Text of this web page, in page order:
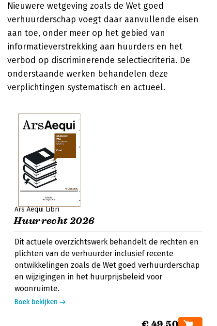
Nieuwere wetgeving zoals de Wet goed
verhuurderschap voegt daar aanvullende eisen
aan toe, onder meer op het gebied van
informatieverstrekking aan huurders en het
verbod op discriminerende selectiecriteria. De
onderstaande werken behandelen deze
verplichtingen systematisch en actueel.
Ars Aequi Libri
Huurrecht 2026
Dit actuele overzichtswerk behandelt de rechten en
plichten van de verhuurder inclusief recente
ontwikkelingen zoals de Wet goed verhuurderschap
en wijzigingen in het huurprijsbeleid voor
woonruimte.
Boek bekijken